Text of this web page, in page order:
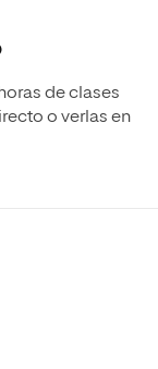
de clases
o verlas en